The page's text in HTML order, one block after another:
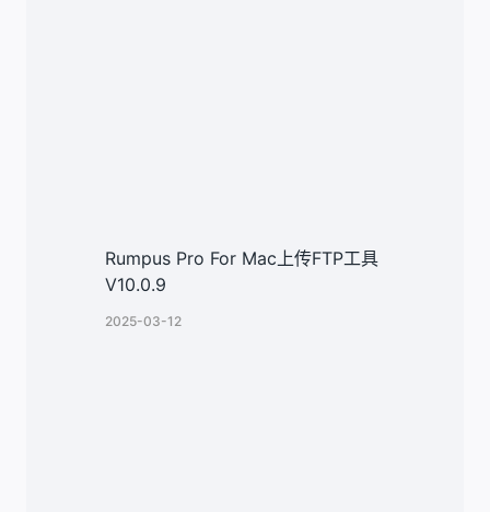
Rumpus Pro For Mac上传FTP工具
V10.0.9
2025-03-12